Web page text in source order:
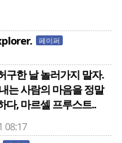
페이퍼
구한 날 놀러가지 말자.
는 사람의 마음을 정말
다, 마르셀 프루스트..
08:17